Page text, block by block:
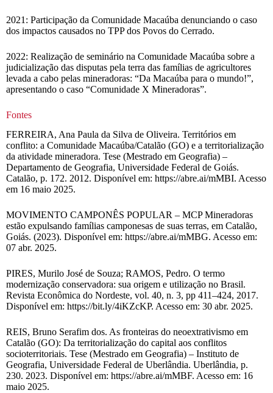
2021: Participação da Comunidade Macaúba denunciando o caso
dos impactos causados no TPP dos Povos do Cerrado.
2022: Realização de seminário na Comunidade Macaúba sobre a
judicialização das disputas pela terra das famílias de agricultores
levada a cabo pelas mineradoras: “Da Macaúba para o mundo!”,
apresentando o caso “Comunidade X Mineradoras”.
Fontes
FERREIRA, Ana Paula da Silva de Oliveira. Territórios em
conflito: a Comunidade Macaúba/Catalão (GO) e a territorialização
da atividade mineradora. Tese (Mestrado em Geografia) –
Departamento de Geografia, Universidade Federal de Goiás.
Catalão, p. 172. 2012. Disponível em: https://abre.ai/mMBI. Acesso
em 16 maio 2025.
MOVIMENTO CAMPONÊS POPULAR – MCP Mineradoras
estão expulsando famílias camponesas de suas terras, em Catalão,
Goiás. (2023). Disponível em: https://abre.ai/mMBG. Acesso em:
07 abr. 2025.
PIRES, Murilo José de Souza; RAMOS, Pedro. O termo
modernização conservadora: sua origem e utilização no Brasil.
Revista Econômica do Nordeste, vol. 40, n. 3, pp 411–424, 2017.
Disponível em: https://bit.ly/4iKZcKP. Acesso em: 30 abr. 2025.
REIS, Bruno Serafim dos. As fronteiras do neoextrativismo em
Catalão (GO): Da territorialização do capital aos conflitos
socioterritoriais. Tese (Mestrado em Geografia) – Instituto de
Geografia, Universidade Federal de Uberlândia. Uberlândia, p.
230. 2023. Disponível em: https://abre.ai/mMBF. Acesso em: 16
maio 2025.